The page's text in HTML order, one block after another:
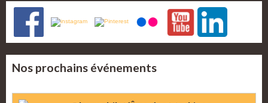
Nos prochains événements